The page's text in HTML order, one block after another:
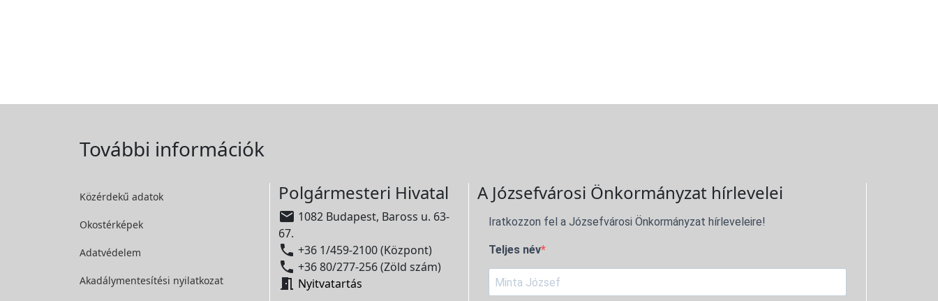
További információk
Közérdekű adatok
Okostérképek
Adatvédelem
Akadálymentesítési nyilatkozat
Polgármesteri Hivatal
 1082 Budapest, Baross u. 63-
67.
 +36 1/459-2100 (Központ)
 +36 80/277-256 (Zöld szám)
 Nyitvatartás
A Józsefvárosi Önkormányzat hírlevelei
Iratkozzon fel a Józsefvárosi Önkormányzat hírleveleire!
Teljes név